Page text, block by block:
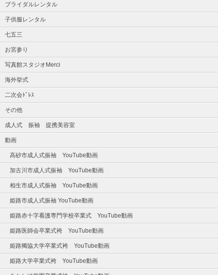
ブライダルレンタル
子供服レンタル
七五三
お宮参り
写真館スタジオMerci
海外挙式
二次会ﾄﾞﾚｽ
その他
成人式 振袖 提携美容室
動画
高砂市成人式振袖 YouTube動画
加古川市成人式振袖 YouTube動画
相生市成人式振袖 YouTube動画
姫路市成人式振袖 YouTube動画
姫路赤十字看護専門学校卒業式 YouTube動画
姫路医師会卒業式袴 YouTube動画
姫路獨協大学卒業式袴 YouTube動画
姫路大学卒業式袴 YouTube動画